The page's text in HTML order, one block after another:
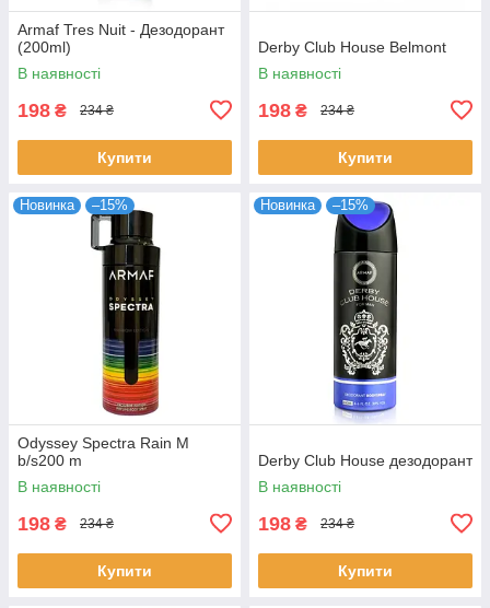
Armaf Tres Nuit - Дезодорант
(200ml)
В наявності
198 ₴ 234 ₴
Купити
Derby Club House Belmont
В наявності
198 ₴ 234 ₴
Купити
Новинка –15%
Odyssey Spectra Rain M
b/s200 m
В наявності
198 ₴ 234 ₴
Купити
Новинка –15%
Derby Club House дезодорант
В наявності
198 ₴ 234 ₴
Купити